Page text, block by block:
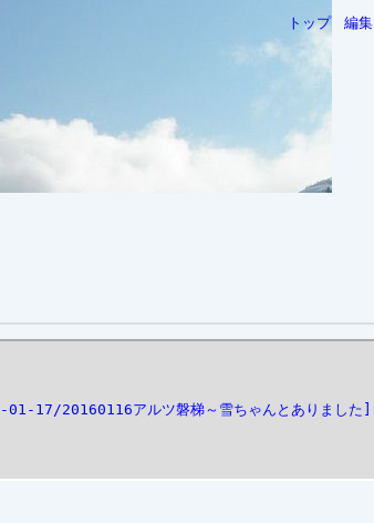
トップ 編集
17/20160116アルツ磐梯～雪ちゃんとありました]]